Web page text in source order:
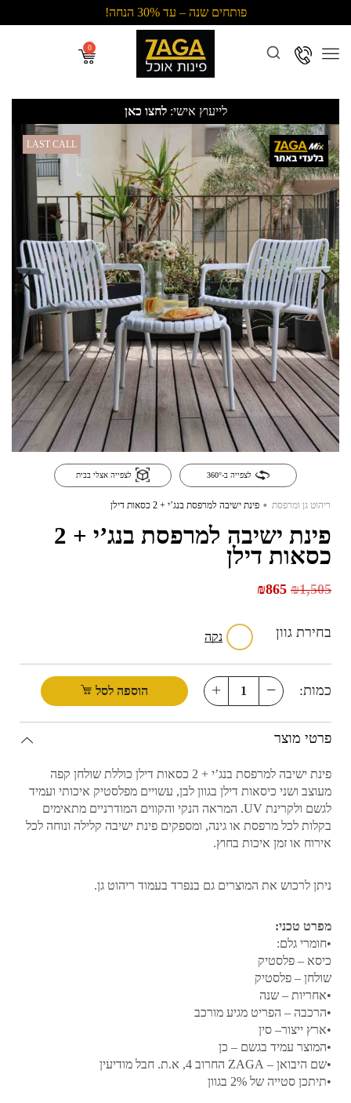
פותחים שנה – עד 30% הנחה!
Menu
ריהוט גן ומרפסת . פינת ישיבה למרפסת בנג’י + 2 כסאות דילן
פינת ישיבה למרפסת בנג’י + 2
כסאות דילן
₪1,505
₪865
בחירת גוון נקה
כמות: הוספה לסל
פרטי מוצר
פינת ישיבה למרפסת בנג’י + 2 כסאות דילן כוללת שולחן קפה
מעוצב ושני כיסאות דילן בגוון לבן, עשויים מפלסטיק איכותי ועמיד
לגשם ולקרינת UV. המראה הנקי והקווים המודרניים מתאימים
בקלות לכל מרפסת או גינה, ומספקים פינת ישיבה קלילה ונוחה לכל
אירוח או זמן איכות בחוץ.
ניתן לרכוש את המוצרים גם בנפרד בעמוד ריהוט גן.
מפרט טכני:
•חומרי גלם:
כיסא – פלסטיק
שולחן – פלסטיק
•אחריות – שנה
•הרכבה – הפריט מגיע מורכב
•ארץ ייצור– סין
•המוצר עמיד בגשם – כן
•שם היבואן – ZAGA החרוב 4, א.ת. חבל מודיעין
•תיתכן סטייה של 2% בגוון
לייעוץ אישי:לחצו כאן
LAST CALL
לצפייה ב-360° לצפייה אצלי בבית